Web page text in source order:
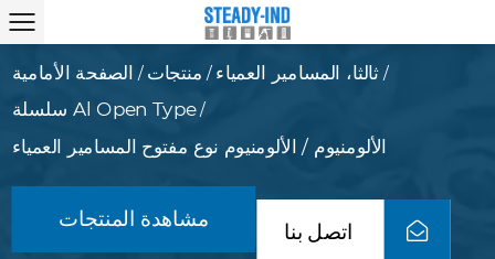
الصفحة الأمامية / منتجات / ثالثا، المسامير العمياء /
سلسلة Al Open Type/
الألومنيوم / الألومنيوم نوع مفتوح المسامير العمياء
مشاهدة المنتجات